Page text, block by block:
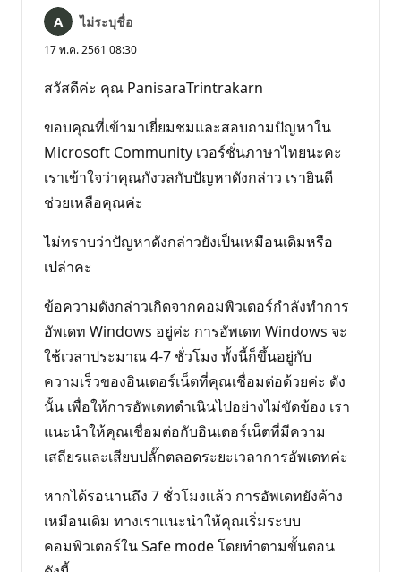
ไม่ระบุชื่อ
17 พ.ค. 2561 08:30
สวัสดีค่ะ คุณ PanisaraTrintrakarn
ขอบคุณที่เข้ามาเยี่ยมชมและสอบถามปัญหาใน
Microsoft Community เวอร์ชั่นภาษาไทยนะคะ
เราเข้าใจว่าคุณกังวลกับปัญหาดังกล่าว เรายินดี
ช่วยเหลือคุณค่ะ
ไม่ทราบว่าปัญหาดังกล่าวยังเป็นเหมือนเดิมหรือ
เปล่าคะ
ข้อความดังกล่าวเกิดจากคอมพิวเตอร์กำลังทำการ
อัพเดท Windows อยู่ค่ะ การอัพเดท Windows จะ
ใช้เวลาประมาณ 4-7 ชั่วโมง ทั้งนี้ก็ขึ้นอยู่กับ
ความเร็วของอินเตอร์เน็ตที่คุณเชื่อมต่อด้วยค่ะ ดัง
นั้น เพื่อให้การอัพเดทดำเนินไปอย่างไม่ขัดข้อง เรา
แนะนำให้คุณเชื่อมต่อกับอินเตอร์เน็ตที่มีความ
เสถียรและเสียบปลั๊กตลอดระยะเวลาการอัพเดทค่ะ
หากได้รอนานถึง 7 ชั่วโมงเเล้ว การอัพเดทยังค้าง
เหมือนเดิม ทางเราเเนะนำให้คุณเริ่มระบบ
คอมพิวเตอร์ใน Safe mode โดยทำตามขั้นตอน